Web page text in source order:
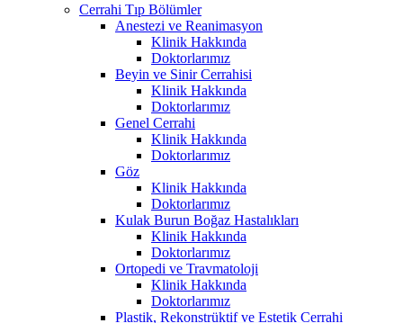
Cerrahi Tıp Bölümler
Anestezi ve Reanimasyon
Klinik Hakkında
Doktorlarımız
Beyin ve Sinir Cerrahisi
Klinik Hakkında
Doktorlarımız
Genel Cerrahi
Klinik Hakkında
Doktorlarımız
Göz
Klinik Hakkında
Doktorlarımız
Kulak Burun Boğaz Hastalıkları
Klinik Hakkında
Doktorlarımız
Ortopedi ve Travmatoloji
Klinik Hakkında
Doktorlarımız
Plastik, Rekonstrüktif ve Estetik Cerrahi